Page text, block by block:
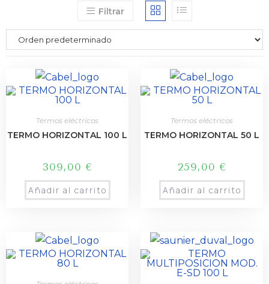
Filtrar
Termos eléctricos
TERMO HORIZONTAL 100 L
309,00 €
Añadir al carrito
Termos eléctricos
TERMO HORIZONTAL 50 L
259,00 €
Añadir al carrito